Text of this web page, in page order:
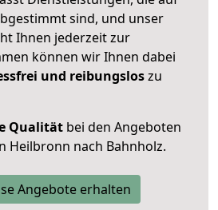
sind, und unser
Ihnen jederzeit zur
können wir Ihnen dabei
und reibungsloszu
Qualität bei den Angeboten
Heilbronn nach Bahnholz.
Angebote erhalten